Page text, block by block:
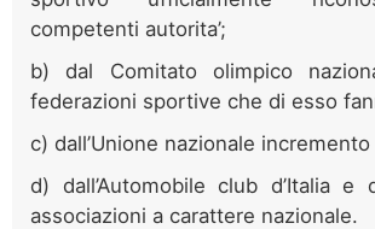
competenti autorita’;
b) dal Comitato olimpico
federazioni sportive che di esso
c) dall’Unione nazionale
d) dall’Automobile club d’Italia
associazioni a carattere nazionale.